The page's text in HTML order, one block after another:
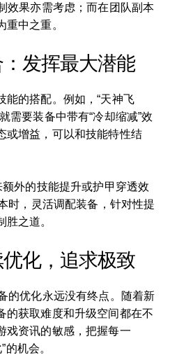
效果亦需考虑；而在团队副本
中之重。
发挥最大潜能
能的搭配。例如，“天神飞
需要装备中带有“冷却缩减”效
或增益，可以和技能特性结
额外的技能提升或护甲穿透效
时，灵活调配装备，针对性提
之道。
化，追求极致
的优化永远没有终点。随着新
的获取难度和升级空间都在不
戏资讯的敏感，把握每一
的机会。